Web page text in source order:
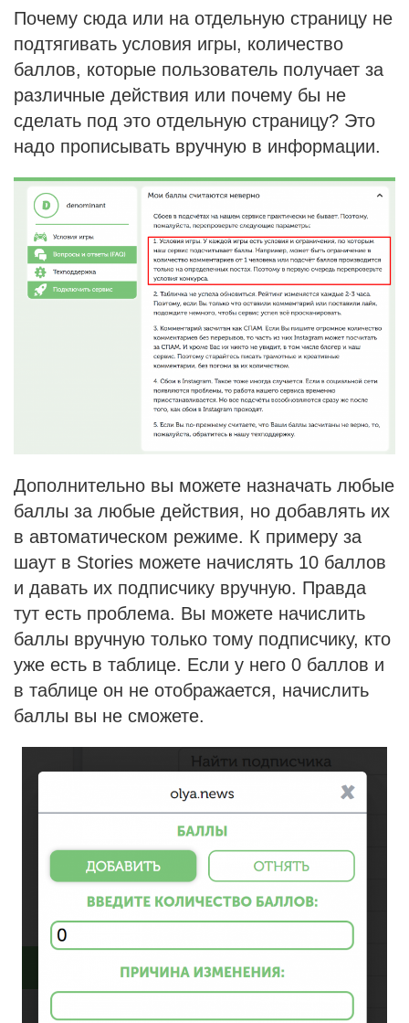
Почему сюда или на отдельную страницу не
подтягивать условия игры, количество
баллов, которые пользователь получает за
различные действия или почему бы не
сделать под это отдельную страницу? Это
надо прописывать вручную в информации.
Дополнительно вы можете назначать любые
баллы за любые действия, но добавлять их
в автоматическом режиме. К примеру за
шаут в Stories можете начислять 10 баллов
и давать их подписчику вручную. Правда
тут есть проблема. Вы можете начислить
баллы вручную только тому подписчику, кто
уже есть в таблице. Если у него 0 баллов и
в таблице он не отображается, начислить
баллы вы не сможете.